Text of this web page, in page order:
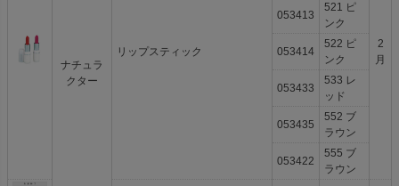
ナチュラ
クター
リップスティック
2
月
053413
521 ピ
ンク
053414
522 ピ
ンク
053433
533 レ
ッド
053435
552 ブ
ラウン
053422
555 ブ
ラウン